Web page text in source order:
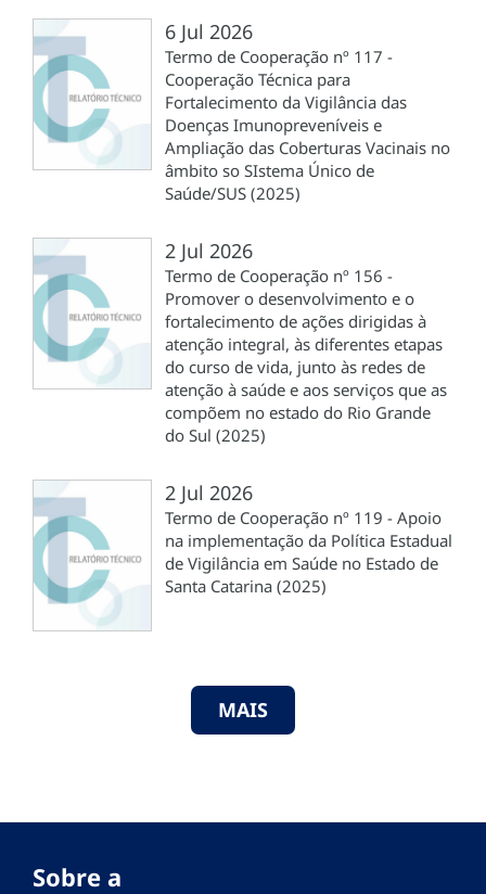
6 Jul 2026
Termo de Cooperação nº 117 -
Cooperação Técnica para
Fortalecimento da Vigilância das
Doenças Imunopreveníveis e
Ampliação das Coberturas Vacinais no
âmbito so SIstema Único de
Saúde/SUS (2025)
2 Jul 2026
Termo de Cooperação nº 156 -
Promover o desenvolvimento e o
fortalecimento de ações dirigidas à
atenção integral, às diferentes etapas
do curso de vida, junto às redes de
atenção à saúde e aos serviços que as
compõem no estado do Rio Grande
do Sul (2025)
2 Jul 2026
Termo de Cooperação nº 119 - Apoio
na implementação da Política Estadual
de Vigilância em Saúde no Estado de
Santa Catarina (2025)
MAIS
Sobre a